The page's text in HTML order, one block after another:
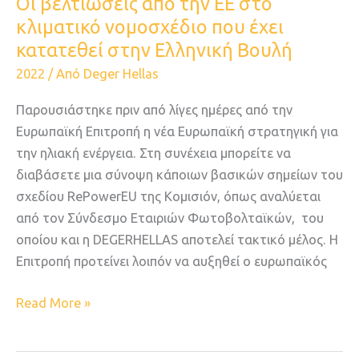
κλιματικό νομοσχέδιο που έχει
κατατεθεί στην Ελληνική Βουλή
2022 / Από Deger Hellas
Παρουσιάστηκε πριν από λίγες ημέρες από την
Ευρωπαϊκή Επιτροπή η νέα Ευρωπαϊκή στρατηγική για
την ηλιακή ενέργεια. Στη συνέχεια μπορείτε να
διαβάσετε μια σύνοψη κάποιων βασικών σημείων του
σχεδίου RePowerEU της Κομισιόν, όπως αναλύεται
από τον Σύνδεσμο Εταιριών Φωτοβολταϊκών, του
οποίου και η DEGERHELLAS αποτελεί τακτικό μέλος. Η
Επιτροπή προτείνει λοιπόν να αυξηθεί ο ευρωπαϊκός
έχει
κατατεθεί
στην
Ελληνική
Βουλή
Read More »